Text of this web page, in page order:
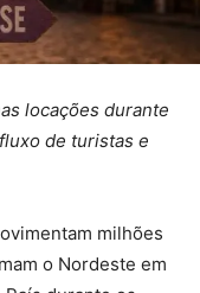
locações durante
de turistas e
milhões
o Nordeste em